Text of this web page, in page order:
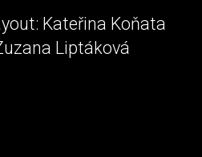
Kateřina Koňata
Liptáková